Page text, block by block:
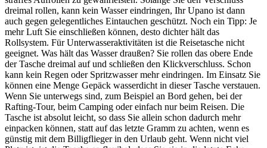
dreimal rollen, kann kein Wasser eindringen, Ihr Upano ist dann
auch gegen gelegentliches Eintauchen geschützt. Noch ein Tipp: Je
mehr Luft Sie einschließen können, desto dichter hält das
Rollsystem. Für Unterwasseraktivitäten ist die Reisetasche nicht
geeignet. Was hält das Wasser draußen? Sie rollen das obere Ende
der Tasche dreimal auf und schließen den Klickverschluss. Schon
kann kein Regen oder Spritzwasser mehr eindringen. Im Einsatz Sie
können eine Menge Gepäck wasserdicht in dieser Tasche verstauen.
Wenn Sie unterwegs sind, zum Beispiel an Bord gehen, bei der
Rafting-Tour, beim Camping oder einfach nur beim Reisen. Die
Tasche ist absolut leicht, so dass Sie allein schon dadurch mehr
einpacken können, statt auf das letzte Gramm zu achten, wenn es
günstig mit dem Billigflieger in den Urlaub geht. Wenn nicht viel